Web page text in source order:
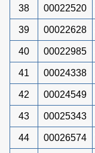
38 00022520
39 00022628
40 00022985
41 00024338
42 00024549
43 00025343
44 00026574